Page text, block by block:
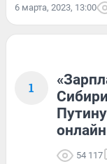
6 марта, 2023, 13:00
1
54 117